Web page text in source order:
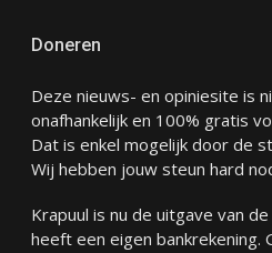
Doneren
Deze nieuws- en opiniesite is
onafhankelijk en 100% gratis
Dat is enkel mogelijk door de
Wij hebben jouw steun hard
Krapuul is nu de uitgave van
heeft een eigen bankrekening.